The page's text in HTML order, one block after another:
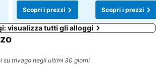
Scopri i prezzi
Scopri i prezzi
visualizza tutti gli alloggi
su trivago negli ultimi 30 giorni